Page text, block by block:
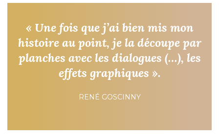
« Une fois que j’ai bien mis mon
histoire au point, je la découpe par
planches avec les dialogues (…), les
effets graphiques ».
RENÉ GOSCINNY